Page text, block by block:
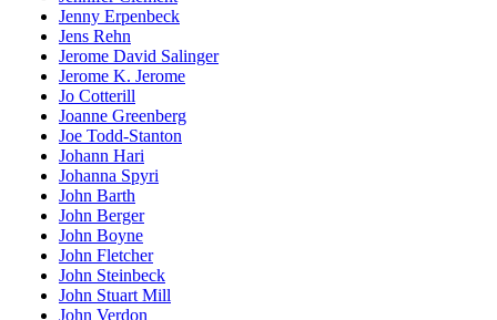
Jenny Erpenbeck
Jens Rehn
Jerome David Salinger
Jerome K. Jerome
Jo Cotterill
Joanne Greenberg
Joe Todd-Stanton
Johann Hari
Johanna Spyri
John Barth
John Berger
John Boyne
John Fletcher
John Steinbeck
John Stuart Mill
John Verdon